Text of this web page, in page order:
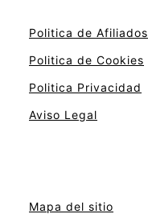
Politica de Afiliados
Politica de Cookies
Politica Privacidad
Aviso Legal
Mapa del sitio